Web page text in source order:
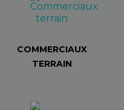
COMMERCIAUX
TERRAIN